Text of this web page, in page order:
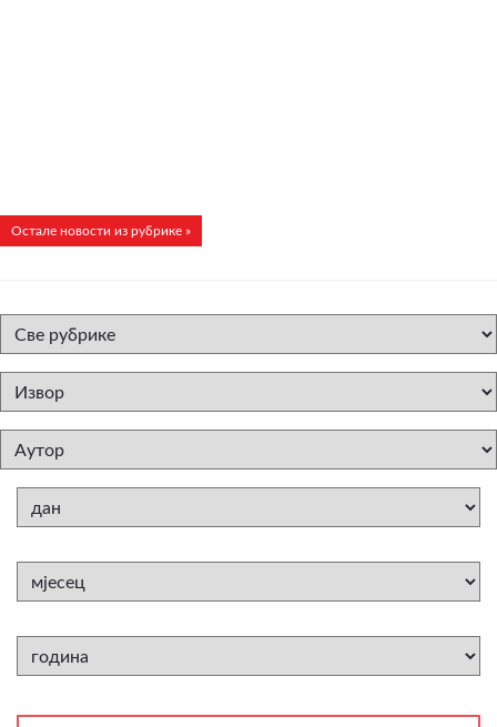
Остале новости из рубрике »